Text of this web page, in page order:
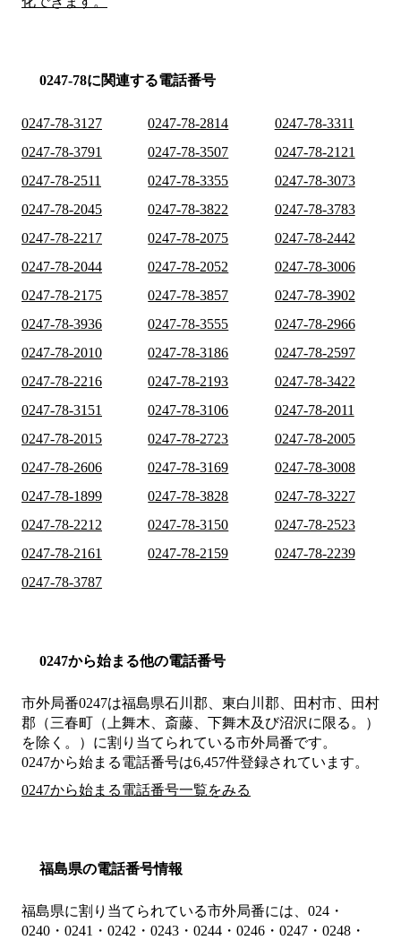
0247-78に関連する電話番号
0247-78-3127 0247-78-2814
0247-78-3311
0247-78-3791
0247-78-3507
0247-78-2121
0247-78-2511
0247-78-3355
0247-78-3073
0247-78-2045
0247-78-3822
0247-78-3783
0247-78-2217
0247-78-2075
0247-78-2442
0247-78-2044
0247-78-2052
0247-78-3006
0247-78-2175
0247-78-3857
0247-78-3902
0247-78-3936
0247-78-3555
0247-78-2966
0247-78-2010
0247-78-3186
0247-78-2597
0247-78-2216
0247-78-2193
0247-78-3422
0247-78-3151
0247-78-3106
0247-78-2011
0247-78-2015
0247-78-2723
0247-78-2005
0247-78-2606
0247-78-3169
0247-78-3008
0247-78-1899
0247-78-3828
0247-78-3227
0247-78-2212
0247-78-3150
0247-78-2523
0247-78-2161
0247-78-2159
0247-78-2239
0247-78-3787
0247から始まる他の電話番号
市外局番0247は福島県石川郡、東白川郡、田村市、田村
郡（三春町（上舞木、斎藤、下舞木及び沼沢に限る。）
を除く。） に割り当てられている市外局番です。
0247から始まる電話番号は6,457件登録されています。
0247から始まる電話番号一覧をみる
福島県の電話番号情報
福島県に割り当てられている市外局番には、024・
0240・0241・0242・0243・0244・0246・0247・0248・